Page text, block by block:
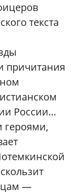
текста
причитания
России…
героями,
—